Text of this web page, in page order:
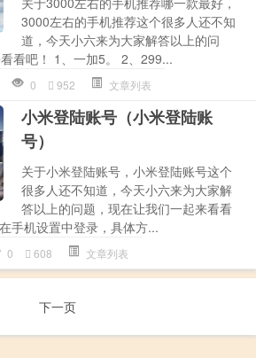
3000左右的手机推荐这个很多人还不知
道，今天小六来为大家解答以上的问
看吧！ 1、一加5。 2、299...
0 952 文章列表
小米登陆账号（小米登陆账
号）
关于小米登陆账号，小米登陆账号这个
很多人还不知道，今天小六来为大家解
答以上的问题，现在让我们一起来看看
手机设置中登录，具体方...
0 608 文章列表
下一页